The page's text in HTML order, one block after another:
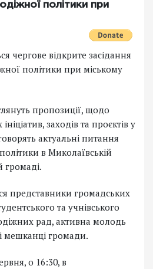
політики при
чергове відкрите засідання
політики при міському
пропозиції, щодо
заходів та проєктів у
актуальні питання
в Миколаївській
громаді.
представники громадських
та учнівського
рад, активна молодь
мешканці громади.
о 16:30, в